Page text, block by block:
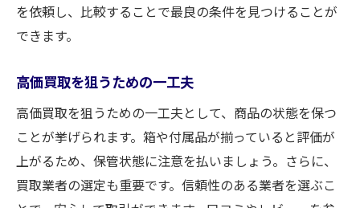
を依頼し、比較することで最良の条件を見つけることが
できます。
高価買取を狙うための一工夫
高価買取を狙うための一工夫として、商品の状態を保つ
ことが挙げられます。箱や付属品が揃っていると評価が
上がるため、保管状態に注意を払いましょう。さらに、
買取業者の選定も重要です。信頼性のある業者を選ぶこ